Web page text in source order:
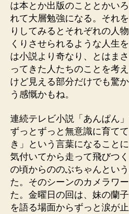
は本とか出版のこととかい
れて大層勉強になる。それ
りしてみるとそれぞれの人
くりさせられるような人生
は小説より奇なり、とはま
ってきた人たちのことを考
けど見える部分だけでも驚
う感慨かもね。
連続テレビ小説「あんぱん
ずっとずっと無意識に育て
き」という言葉になること
気付いてから走って飛びつ
の頃からののぶちゃんとい
た。そのシーンのカメラワ
た。金曜日の回は、妹の蘭
を語る場面からずっと涙が